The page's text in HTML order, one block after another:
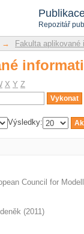
Repozitář
→ Fakulta aplikované
X Y Z
Výsledky:
Council for
(2011)